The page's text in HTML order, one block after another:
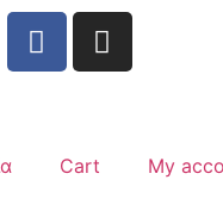
Cart My